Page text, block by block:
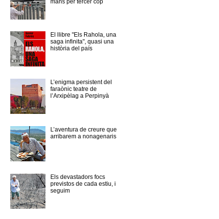
El llibre "Els Rahola, una
saga infinita", quasi una
història del país
L’enigma persistent del
faraònic teatre de
l’Arxipèlag a Perpinyà
L’aventura de creure que
arribarem a nonagenaris
Els devastadors focs
previstos de cada estiu, i
seguim